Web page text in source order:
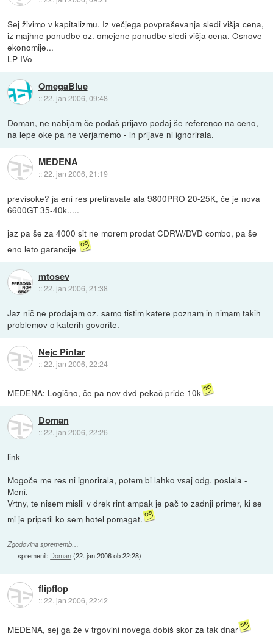
Sej živimo v kapitalizmu. Iz večjega povpraševanja sledi višja cena,
iz majhne ponudbe oz. omejene ponudbe sledi višja cena. Osnove
ekonomije...
LP IVo
OmegaBlue
::22. jan 2006, 09:48
Doman, ne nabijam če podaš prijavo podaj še referenco na ceno,
na lepe oke pa ne verjamemo - in prijave ni ignorirala.
MEDENA
::22. jan 2006, 21:19
previsoke? ja eni res pretiravate ala 9800PRO 20-25K, če je nova
6600GT 35-40k.....
jaz pa še za 4000 sit ne morem prodat CDRW/DVD combo, pa še
eno leto garancije
mtosev
::22. jan 2006, 21:38
Jaz nič ne prodajam oz. samo tistim katere poznam in nimam takih
problemov o katerih govorite.
Nejc Pintar
::22. jan 2006, 22:24
MEDENA: Logično, če pa nov dvd pekač pride 10k
Doman
::22. jan 2006, 22:26
link
Mogoče me res ni ignorirala, potem bi lahko vsaj odg. poslala -
Meni.
Vrtny, te nisem mislil v drek rint ampak je pač to zadnji primer, ki se
mi je pripetil ko sem hotel pomagat.
Zgodovina sprememb…
spremenil: Doman(22. jan 2006 ob 22:28)
flipflop
::22. jan 2006, 22:42
MEDENA, sej ga že v trgovini novega dobiš skor za tak dnar